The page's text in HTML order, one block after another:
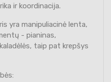
ir koordinacija.
yra manipuliacinė lenta,
- pianinas,
taip pat krepšys